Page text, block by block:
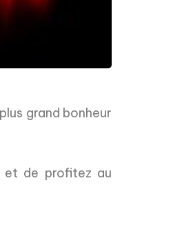
grand bonheur
et de profitez au